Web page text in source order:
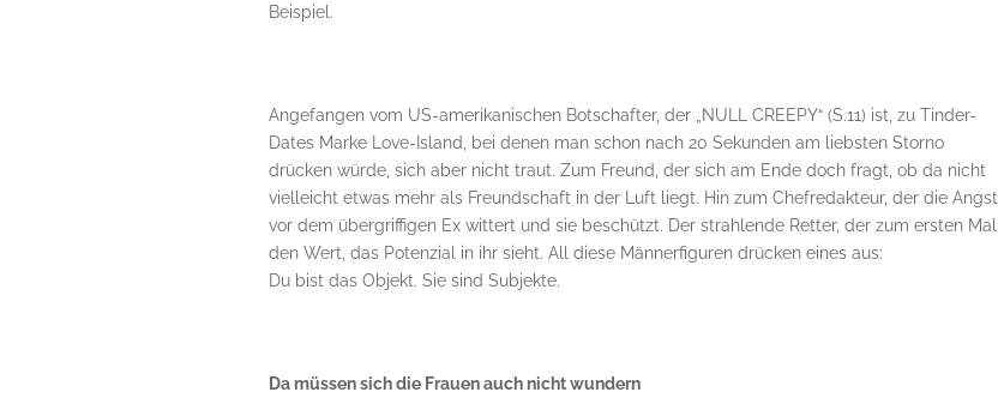
Beispiel.
Angefangen vom US-amerikanischen Botschafter, der „NULL CREEPY“ (S.11) ist, zu Tinder-
Dates Marke Love-Island, bei denen man schon nach 20 Sekunden am liebsten Storno
drücken würde, sich aber nicht traut. Zum Freund, der sich am Ende doch fragt, ob da nicht
vielleicht etwas mehr als Freundschaft in der Luft liegt. Hin zum Chefredakteur, der die Angst
vor dem übergriffigen Ex wittert und sie beschützt. Der strahlende Retter, der zum ersten Mal
den Wert, das Potenzial in ihr sieht. All diese Männerfiguren drücken eines aus:
Du bist das Objekt. Sie sind Subjekte.
Da müssen sich die Frauen auch nicht wundern